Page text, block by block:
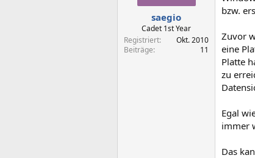
t
a
m
saegio
Cadet 1st Year
Registriert
Okt. 2010
Beiträge
11
bzw.
Zuvor
eine
Platte
zu
Egal
immer
Das